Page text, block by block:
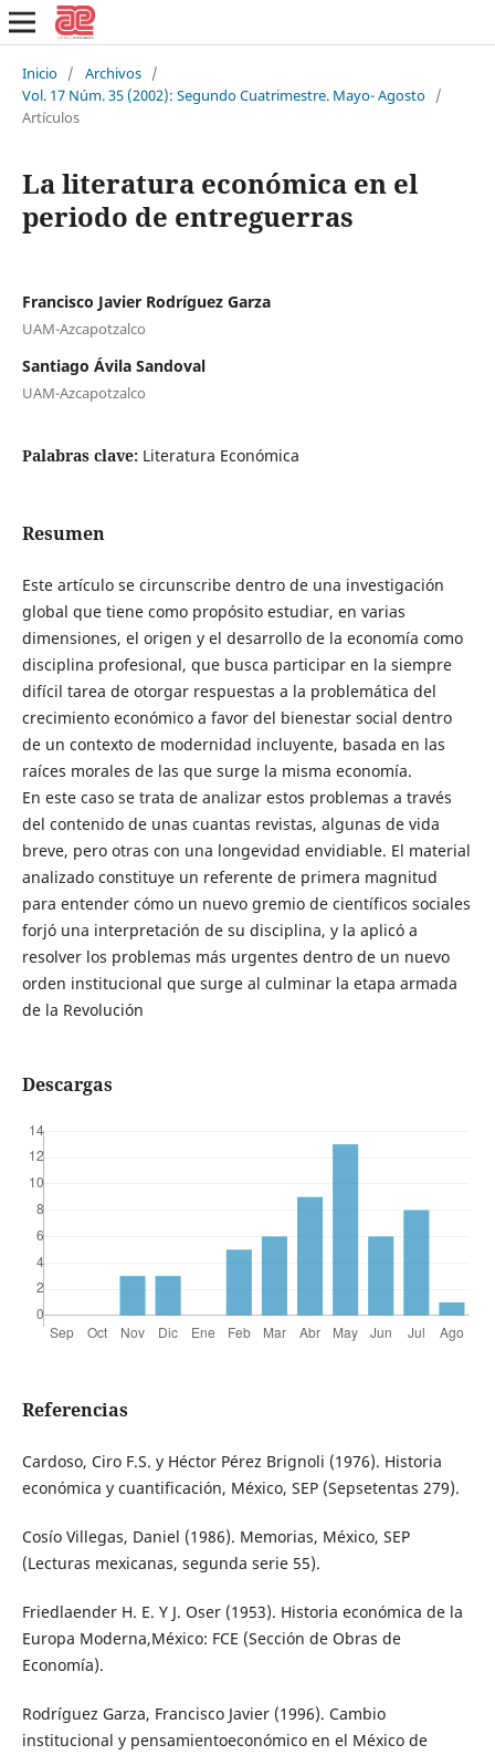
Inicio / Archivos /
Vol. 17 Núm. 35 (2002): Segundo Cuatrimestre. Mayo- Agosto /
Artículos
La literatura económica en el
periodo de entreguerras
Francisco Javier Rodríguez Garza
UAM-Azcapotzalco
Santiago Ávila Sandoval
UAM-Azcapotzalco
Palabras clave: Literatura Económica
Resumen
Este artículo se circunscribe dentro de una investigación
global que tiene como propósito estudiar, en varias
dimensiones, el origen y el desarrollo de la economía como
disciplina profesional, que busca participar en la siempre
difícil tarea de otorgar respuestas a la problemática del
crecimiento económico a favor del bienestar social dentro
de un contexto de modernidad incluyente, basada en las
raíces morales de las que surge la misma economía.
En este caso se trata de analizar estos problemas a través
del contenido de unas cuantas revistas, algunas de vida
breve, pero otras con una longevidad envidiable. El material
analizado constituye un referente de primera magnitud
para entender cómo un nuevo gremio de científicos sociales
forjó una interpretación de su disciplina, y la aplicó a
resolver los problemas más urgentes dentro de un nuevo
orden institucional que surge al culminar la etapa armada
de la Revolución
Descargas
Referencias
Cardoso, Ciro F.S. y Héctor Pérez Brignoli (1976). Historia
económica y cuantificación, México, SEP (Sepsetentas 279).
Cosío Villegas, Daniel (1986). Memorias, México, SEP
(Lecturas mexicanas, segunda serie 55).
Friedlaender H. E. Y J. Oser (1953). Historia económica de la
Europa Moderna,México: FCE (Sección de Obras de
Economía).
Rodríguez Garza, Francisco Javier (1996). Cambio
institucional y pensamientoeconómico en el México de